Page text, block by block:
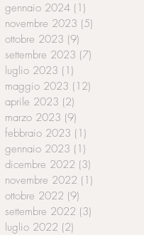
gennaio 2024 (1)
novembre 2023 (5)
ottobre 2023 (9)
settembre 2023 (7)
luglio 2023 (1)
maggio 2023 (12)
aprile 2023 (2)
marzo 2023 (9)
febbraio 2023 (1)
gennaio 2023 (1)
dicembre 2022 (3)
novembre 2022 (1)
ottobre 2022 (9)
settembre 2022 (3)
luglio 2022 (2)